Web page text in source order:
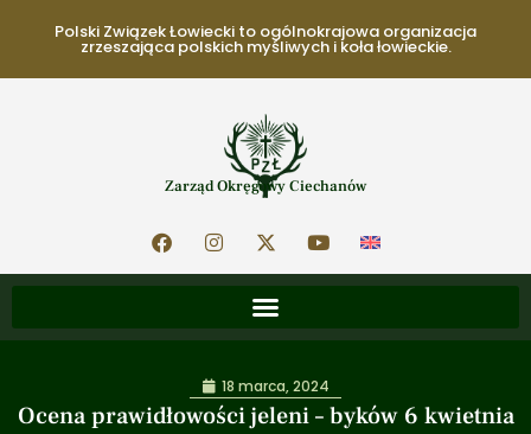
Polski Związek Łowiecki to ogólnokrajowa organizacja
zrzeszająca polskich myśliwych i koła łowieckie.
Zarząd Okręgowy Ciechanów
Ocena prawidłowości jeleni – byków 6 kwietnia
18 marca, 2024